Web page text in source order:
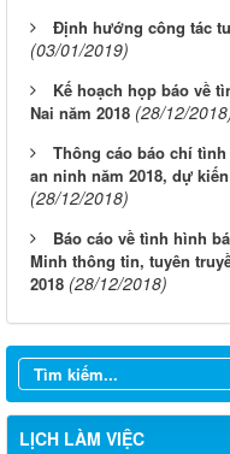
Định hướng công tác
(03/01/2019)
Kế hoạch họp báo về
Nai năm 2018 (28/12/
Thông cáo báo chí
an ninh năm 2018, dự
(28/12/2018)
Báo cáo về tình hình
Minh thông tin, tuyên
2018 (28/12/2018)
LỊCH LÀM VIỆC
Từ ngày 10/8/2026 đến
Từ ngày 03/8/2026 đến
Từ ngày 27/7/2026 đến